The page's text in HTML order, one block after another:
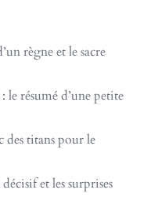
règne et le sacre
le résumé d’une petite
des titans pour le
et les surprises